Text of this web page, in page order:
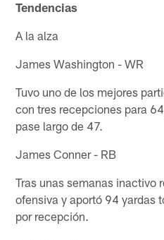
Tendencias
A la alza
James Washington - WR
Tuvo uno de los mejores
con tres recepciones para
pase largo de 47.
James Conner - RB
Tras unas semanas inactivo
ofensiva y aportó 94 yardas
por recepción.